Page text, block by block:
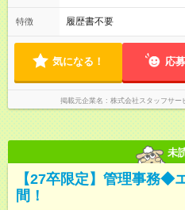
特徴 履歴書不要
気になる！ 応
掲載元企業名 株式会社スタッフサー
未
【27卒限定】管理事務◆
間！